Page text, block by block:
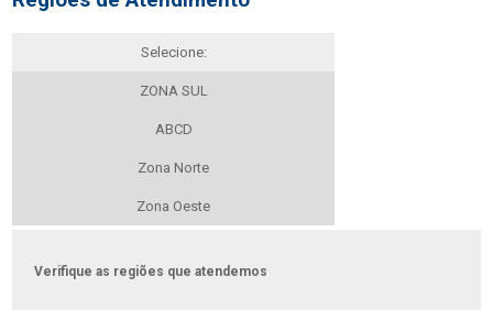
Selecione:
ZONA SUL
ABCD
Zona Norte
Zona Oeste
Verifique as regiões que atendemos